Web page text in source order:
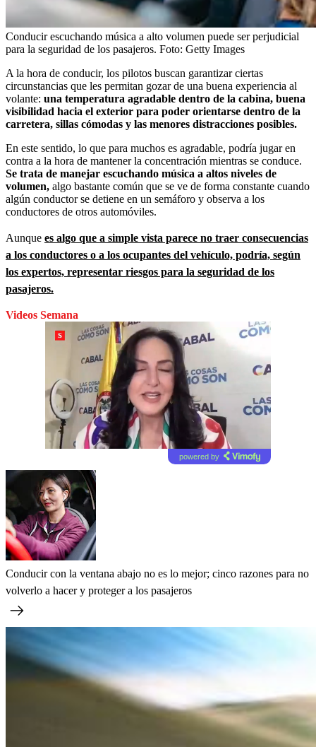
Conducir escuchando música a alto volumen puede ser perjudicial
para la seguridad de los pasajeros. Foto: Getty Images
A la hora de conducir, los pilotos buscan garantizar ciertas
circunstancias que les permitan gozar de una buena experiencia al
volante: una temperatura agradable dentro de la cabina, buena
visibilidad hacia el exterior para poder orientarse dentro de la
carretera, sillas cómodas y las menores distracciones posibles.
En este sentido, lo que para muchos es agradable, podría jugar en
contra a la hora de mantener la concentración mientras se conduce.
Se trata de manejar escuchando música a altos niveles de
volumen, algo bastante común que se ve de forma constante cuando
algún conductor se detiene en un semáforo y observa a los
conductores de otros automóviles.
Aunque es algo que a simple vista parece no traer consecuencias
a los conductores o a los ocupantes del vehículo, podría, según
los expertos, representar riesgos para la seguridad de los
pasajeros.
Videos Semana
powered by
Conducir con la ventana abajo no es lo mejor; cinco razones para no
volverlo a hacer y proteger a los pasajeros